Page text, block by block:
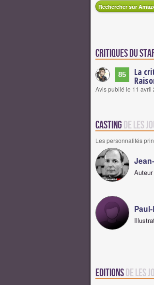
Rechercher sur
Critiques du
85 La
Avis publié le 11 avril
Casting de Les
Les personnalités
Auteur
Editionsde Les